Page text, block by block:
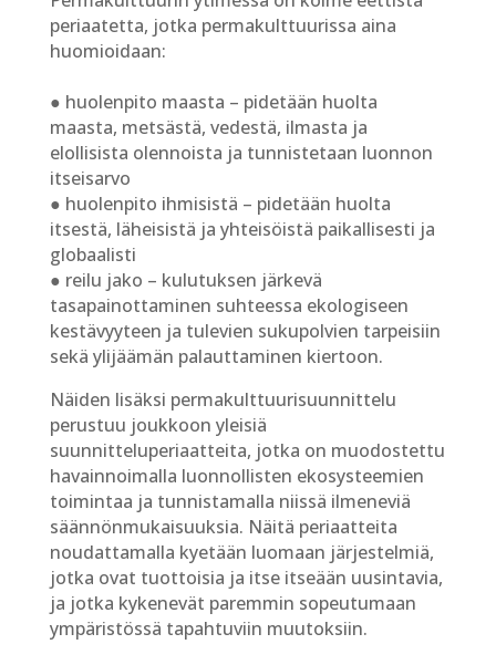
periaatetta, jotka permakulttuurissa aina
huomioidaan:
● huolenpito maasta – pidetään huolta
maasta, metsästä, vedestä, ilmasta ja
elollisista olennoista ja tunnistetaan luonnon
itseisarvo
● huolenpito ihmisistä – pidetään huolta
itsestä, läheisistä ja yhteisöistä paikallisesti ja
globaalisti
● reilu jako – kulutuksen järkevä
tasapainottaminen suhteessa ekologiseen
kestävyyteen ja tulevien sukupolvien tarpeisiin
sekä ylijäämän palauttaminen kiertoon.
Näiden lisäksi permakulttuurisuunnittelu
perustuu joukkoon yleisiä
suunnitteluperiaatteita, jotka on muodostettu
havainnoimalla luonnollisten ekosysteemien
toimintaa ja tunnistamalla niissä ilmeneviä
säännönmukaisuuksia. Näitä periaatteita
noudattamalla kyetään luomaan järjestelmiä,
jotka ovat tuottoisia ja itse itseään uusintavia,
ja jotka kykenevät paremmin sopeutumaan
ympäristössä tapahtuviin muutoksiin.